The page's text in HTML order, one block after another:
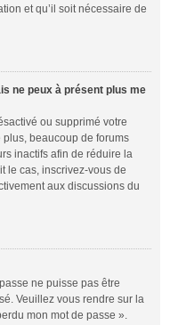
et qu’il soit nécessaire de
ne peux à présent plus me
ou supprimé votre
beaucoup de forums
inactifs afin de réduire la
le cas, inscrivez-vous de
aux discussions du
ne puisse pas être
Veuillez vous rendre sur la
mon mot de passe ».